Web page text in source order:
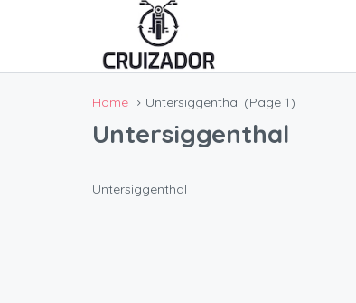
Home Untersiggenthal (Page 1)
Untersiggenthal
Untersiggenthal